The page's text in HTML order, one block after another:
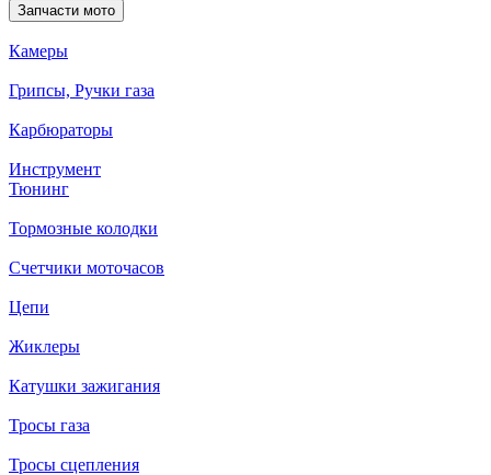
Запчасти мото
Камеры
Грипсы, Ручки газа
Карбюраторы
Инструмент
Тюнинг
Тормозные колодки
Счетчики моточасов
Цепи
Жиклеры
Катушки зажигания
Тросы газа
Тросы сцепления